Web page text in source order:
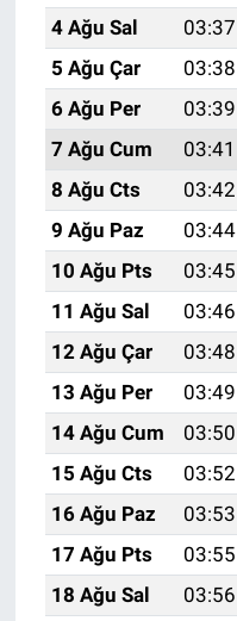
4 Ağu Sal
03:37
5 Ağu Çar
03:38
6 Ağu Per
03:39
7 Ağu Cum
03:41
8 Ağu Cts
03:42
9 Ağu Paz
03:44
10 Ağu Pts
03:45
11 Ağu Sal
03:46
12 Ağu Çar
03:48
13 Ağu Per
03:49
14 Ağu Cum
03:50
15 Ağu Cts
03:52
16 Ağu Paz
03:53
17 Ağu Pts
03:55
18 Ağu Sal
03:56